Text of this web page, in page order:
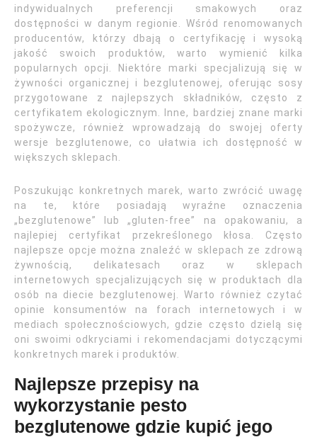
indywidualnych preferencji smakowych oraz
dostępności w danym regionie. Wśród renomowanych
producentów, którzy dbają o certyfikację i wysoką
jakość swoich produktów, warto wymienić kilka
popularnych opcji. Niektóre marki specjalizują się w
żywności organicznej i bezglutenowej, oferując sosy
przygotowane z najlepszych składników, często z
certyfikatem ekologicznym. Inne, bardziej znane marki
spożywcze, również wprowadzają do swojej oferty
wersje bezglutenowe, co ułatwia ich dostępność w
większych sklepach.
Poszukując konkretnych marek, warto zwrócić uwagę
na te, które posiadają wyraźne oznaczenia
„bezglutenowe” lub „gluten-free” na opakowaniu, a
najlepiej certyfikat przekreślonego kłosa. Często
najlepsze opcje można znaleźć w sklepach ze zdrową
żywnością, delikatesach oraz w sklepach
internetowych specjalizujących się w produktach dla
osób na diecie bezglutenowej. Warto również czytać
opinie konsumentów na forach internetowych i w
mediach społecznościowych, gdzie często dzielą się
oni swoimi odkryciami i rekomendacjami dotyczącymi
konkretnych marek i produktów.
Najlepsze przepisy na
wykorzystanie pesto
bezglutenowe gdzie kupić jego